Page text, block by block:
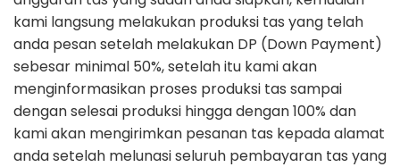
kami langsung melakukan produksi tas yang telah
anda pesan setelah melakukan DP (Down Payment)
sebesar minimal 50%, setelah itu kami akan
menginformasikan proses produksi tas sampai
dengan selesai produksi hingga dengan 100% dan
kami akan mengirimkan pesanan tas kepada alamat
anda setelah melunasi seluruh pembayaran tas yang